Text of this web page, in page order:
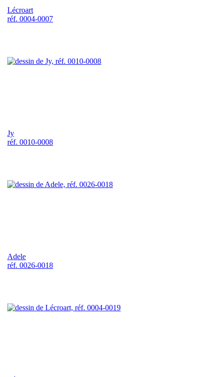
Lécroart
réf. 0004-0007
Jy
réf. 0010-0008
Adele
réf. 0026-0018